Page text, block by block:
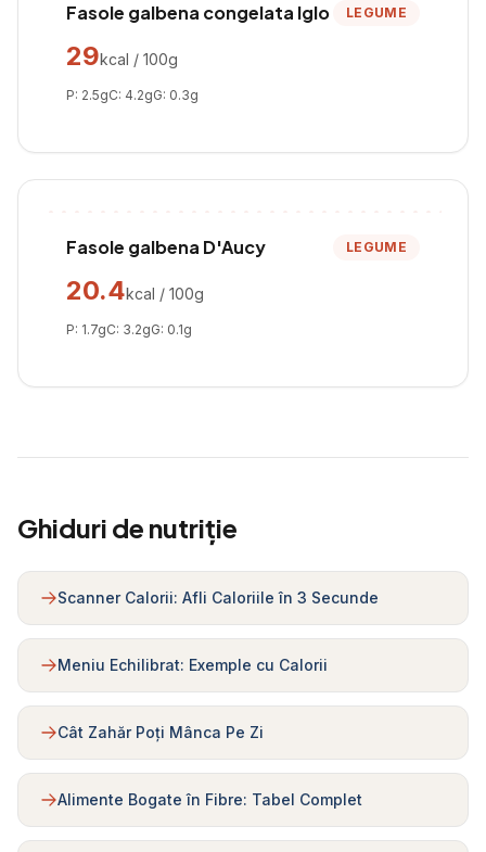
Fasole galbena congelata Iglo LEGUME
29kcal / 100g
P: 2.5gC: 4.2gG: 0.3g
Fasole galbena D'Aucy LEGUME
20.4kcal / 100g
P: 1.7gC: 3.2gG: 0.1g
Ghiduri de nutriție
Scanner Calorii: Afli Caloriile în 3 Secunde
Meniu Echilibrat: Exemple cu Calorii
Cât Zahăr Poți Mânca Pe Zi
Alimente Bogate în Fibre: Tabel Complet